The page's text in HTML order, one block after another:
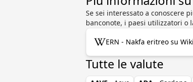
Se sei interessato a conoscere
banconote, i paesi utilizzatori o
ERN - Nakfa eritreo su
Tutte le valute